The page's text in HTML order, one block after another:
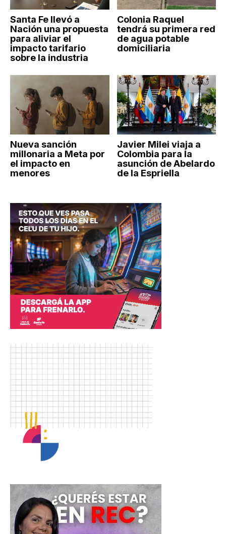
Santa Fe llevó a
Nación una propuesta
para aliviar el
impacto tarifario
sobre la industria
Colonia Raquel
tendrá su primera red
de agua potable
domiciliaria
Nueva sanción
millonaria a Meta por
el impacto en
menores
Javier Milei viaja a
Colombia para la
asunción de Abelardo
de la Espriella